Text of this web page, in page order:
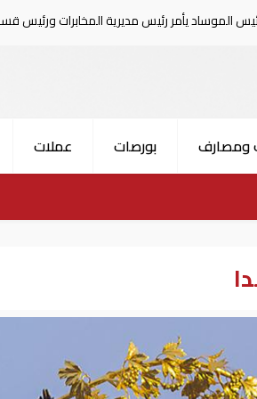
مديرية المخابرات ورئيس قسم إيران بالاستقالة
ومصارف بورصات عملات